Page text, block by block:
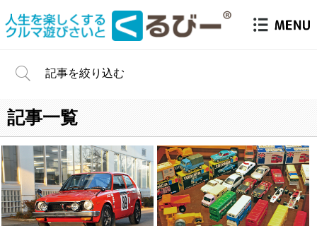
記事を絞り込む
記事一覧